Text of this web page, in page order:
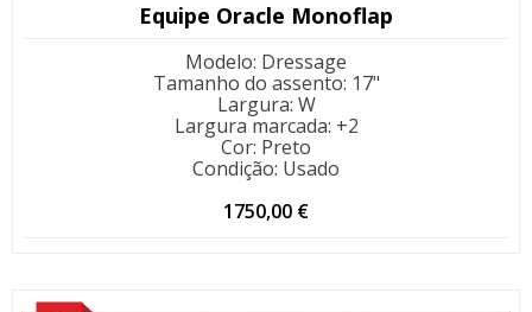
Equipe Oracle Monoflap
Modelo: Dressage
Tamanho do assento: 17"
Largura: W
Largura marcada: +2
Cor: Preto
Condição: Usado
1750,00 €